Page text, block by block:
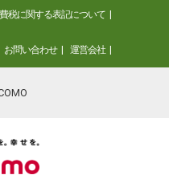
税に関する表記について
お問い合わせ 運営会社